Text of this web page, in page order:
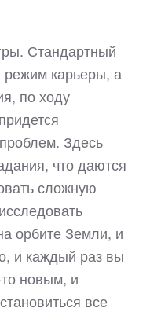
Стандартный
карьеры, а
по ходу
Здесь
что даются
сложную
орбите Земли, и
и каждый раз вы
то новым, и
все